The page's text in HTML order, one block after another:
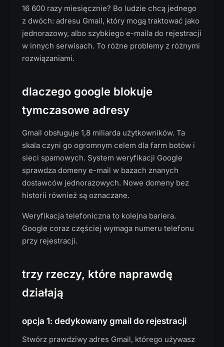
16 600 razy miesięcznie? Bo ludzie chcą jednego
z dwóch: adresu Gmail, który mogą traktować jako
jednorazowy, albo szybkiego e-maila do rejestracji
w innych serwisach. To różne problemy z różnymi
rozwiązaniami.
dlaczego google blokuje
tymczasowe adresy
Gmail obsługuje 1,8 miliarda użytkowników. Ta
skala czyni go ogromnym celem dla farm botów i
sieci spamowych. System weryfikacji Google
sprawdza domeny e-mail w bazach znanych
dostawców jednorazowych. Nowe domeny bez
historii również są oznaczane.
Weryfikacja telefoniczna to kolejna bariera.
Google coraz częściej wymaga numeru telefonu
przy rejestracji.
trzy rzeczy, które naprawdę
działają
opcja 1: dedykowany gmail do rejestracji
Stwórz prawdziwy adres Gmail, którego używasz